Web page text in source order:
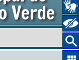
Verde